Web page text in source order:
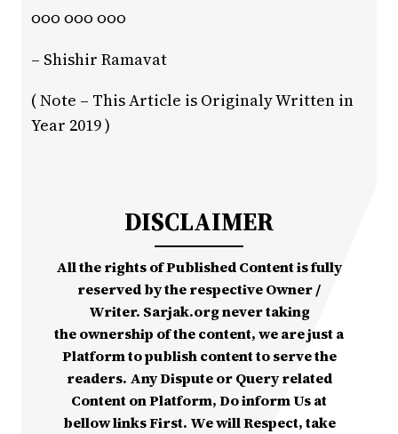
૦૦૦ ૦૦૦ ૦૦૦
– Shishir Ramavat
( Note – This Article is Originaly Written in
Year 2019 )
DISCLAIMER
All the rights of Published Content is fully
reserved by the respective Owner /
Writer. Sarjak.org never taking
the ownership of the content, we are just a
Platform to publish content to serve the
readers. Any Dispute or Query related
Content on Platform, Do inform Us at
bellow links First. We will Respect, take